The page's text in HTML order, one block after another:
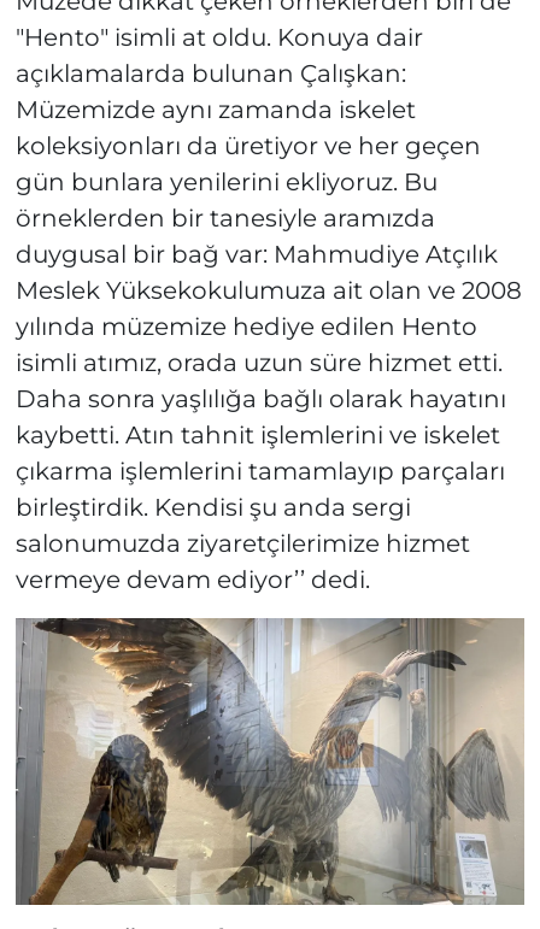
"Hento" isimli at oldu. Konuya dair
açıklamalarda bulunan Çalışkan:
Müzemizde aynı zamanda iskelet
koleksiyonları da üretiyor ve her geçen
gün bunlara yenilerini ekliyoruz. Bu
örneklerden bir tanesiyle aramızda
duygusal bir bağ var: Mahmudiye Atçılık
Meslek Yüksekokulumuza ait olan ve 2008
yılında müzemize hediye edilen Hento
isimli atımız, orada uzun süre hizmet etti.
Daha sonra yaşlılığa bağlı olarak hayatını
kaybetti. Atın tahnit işlemlerini ve iskelet
çıkarma işlemlerini tamamlayıp parçaları
birleştirdik. Kendisi şu anda sergi
salonumuzda ziyaretçilerimize hizmet
vermeye devam ediyor’’ dedi.